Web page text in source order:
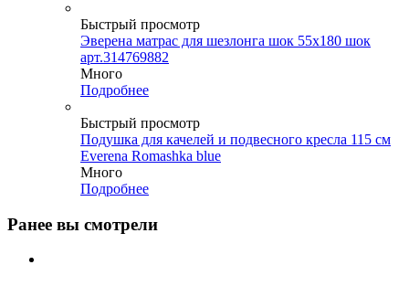
Быстрый просмотр
Эверена матрас для шезлонга шок 55х180 шок
арт.314769882
Много
Подробнее
Быстрый просмотр
Подушка для качелей и подвесного кресла 115 см
Everena Romashka blue
Много
Подробнее
Ранее вы смотрели